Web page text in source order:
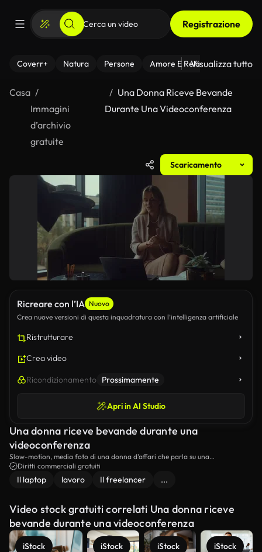
Registrazione
Coverr+ Natura Persone Amore E Relazioni Il
Visualizza tutto
Casa
Immagini
d’archivio
gratuite
Una Donna Riceve Bevande
Durante Una Videoconferenza
Scaricamento
Ricreare con l’IA Nuovo
Crea nuove versioni di questa inquadratura con l’intelligenza artificiale
Ristrutturare
Crea video
Ricondizionamento Prossimamente
Apri in AI Studio
Una donna riceve bevande durante una
videoconferenza
Slow-motion, media foto di una donna d'affari che parla su una
videochiamata mentre riceve una bevanda in un caffè.
Diritti commerciali gratuiti
Il laptop lavoro Il freelancer ...
Video stock gratuiti correlati Una donna riceve
bevande durante una videoconferenza
iStock iStock iStock iStock